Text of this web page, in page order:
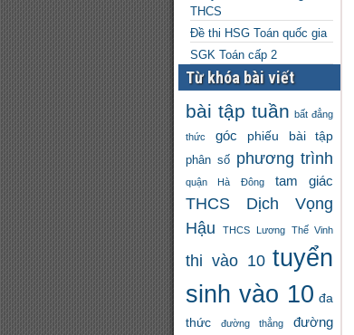
THCS
Đề thi HSG Toán quốc gia
SGK Toán cấp 2
Từ khóa bài viết
bài tập tuần bất đẳng
thức góc phiếu bài tập
phân số phương trình
quận Hà Đông tam giác
THCS Dịch Vọng
Hậu
THCS Lương Thế Vinh
thi vào 10 tuyển
sinh vào 10 đa
thức
đường thẳng
đường